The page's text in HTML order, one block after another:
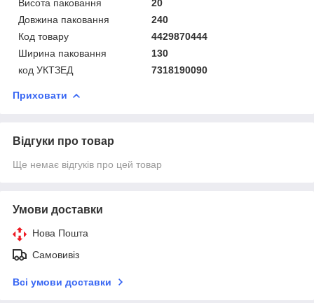
Висота паковання
20
Довжина паковання
240
Код товару
4429870444
Ширина паковання
130
код УКТЗЕД
7318190090
Приховати
Відгуки про товар
Ще немає відгуків про цей товар
Умови доставки
Нова Пошта
Самовивіз
Всі умови доставки